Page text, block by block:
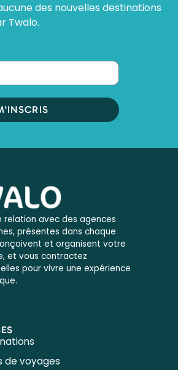
des nouvelles destinations
Twalo.
relation avec des agences
présentes dans chaque
et organisent votre
et vous contractez
pour vivre une expérience
de voyages